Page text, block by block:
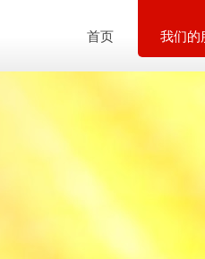
首页 我们的